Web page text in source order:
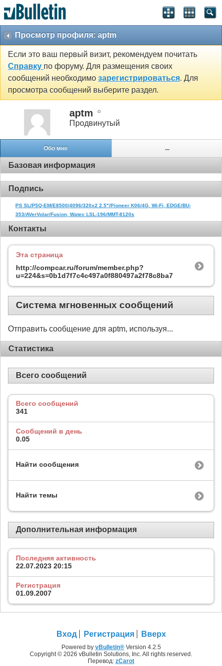
Просмотр профиля: aptm
Если это ваш первый визит, рекомендуем почитать
Справку по форуму. Для размещения своих
сообщений необходимо зарегистрироваться. Для
просмотра сообщений выберите раздел.
aptm
Продвинутый
Обо мне ...
Базовая информация
Подпись
PS SL/P5Q-EM/E8500/4096/320x2 2.5"/Pioneer K06/4G, Wi-Fi, EDGE/BU-
353/AVerVolar/Fusion, Watec LSL-196/MMT-8120s
Контакты
Эта страница
http://compcar.ru/forum/member.php?
u=224&s=0b1d7f7c4c497a0f880497a2f78c8ba7
Система мгновенных сообщений
Отправить сообщение для aptm, используя...
Статистика
Всего сообщений
Всего сообщений
341
Сообщений в день
0.05
Найти сообщения
Найти темы
Дополнительная информация
Последняя активность
22.07.2023 20:15
Регистрация
01.09.2007
Вход Регистрация Вверх
Powered by vBulletin®Version 4.2.5
Copyright © 2026 vBulletin Solutions, Inc. All rights reserved.
Перевод: zCarot